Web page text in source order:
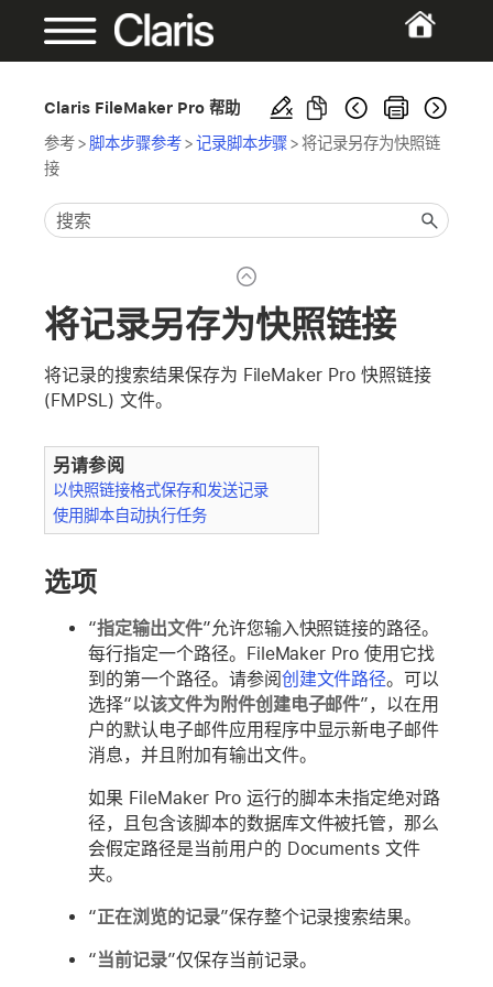
Claris FileMaker Pro 帮助
参考> 脚本步骤参考>记录脚本步骤> 将记录另存为快照链
接
将记录另存为快照链接
将记录的搜索结果保存为 FileMaker Pro 快照链接
(FMPSL) 文件。
另请参阅
以快照链接格式保存和发送记录
使用脚本自动执行任务
选项
“指定输出文件”允许您输入快照链接的路径。
每行指定一个路径。FileMaker Pro 使用它找
到的第一个路径。请参阅创建文件路径。可以
选择“以该文件为附件创建电子邮件”，以在用
户的默认电子邮件应用程序中显示新电子邮件
消息，并且附加有输出文件。
如果 FileMaker Pro 运行的脚本未指定绝对路
径，且包含该脚本的数据库文件被托管，那么
会假定路径是当前用户的 Documents 文件
夹。
“正在浏览的记录”保存整个记录搜索结果。
“当前记录”仅保存当前记录。